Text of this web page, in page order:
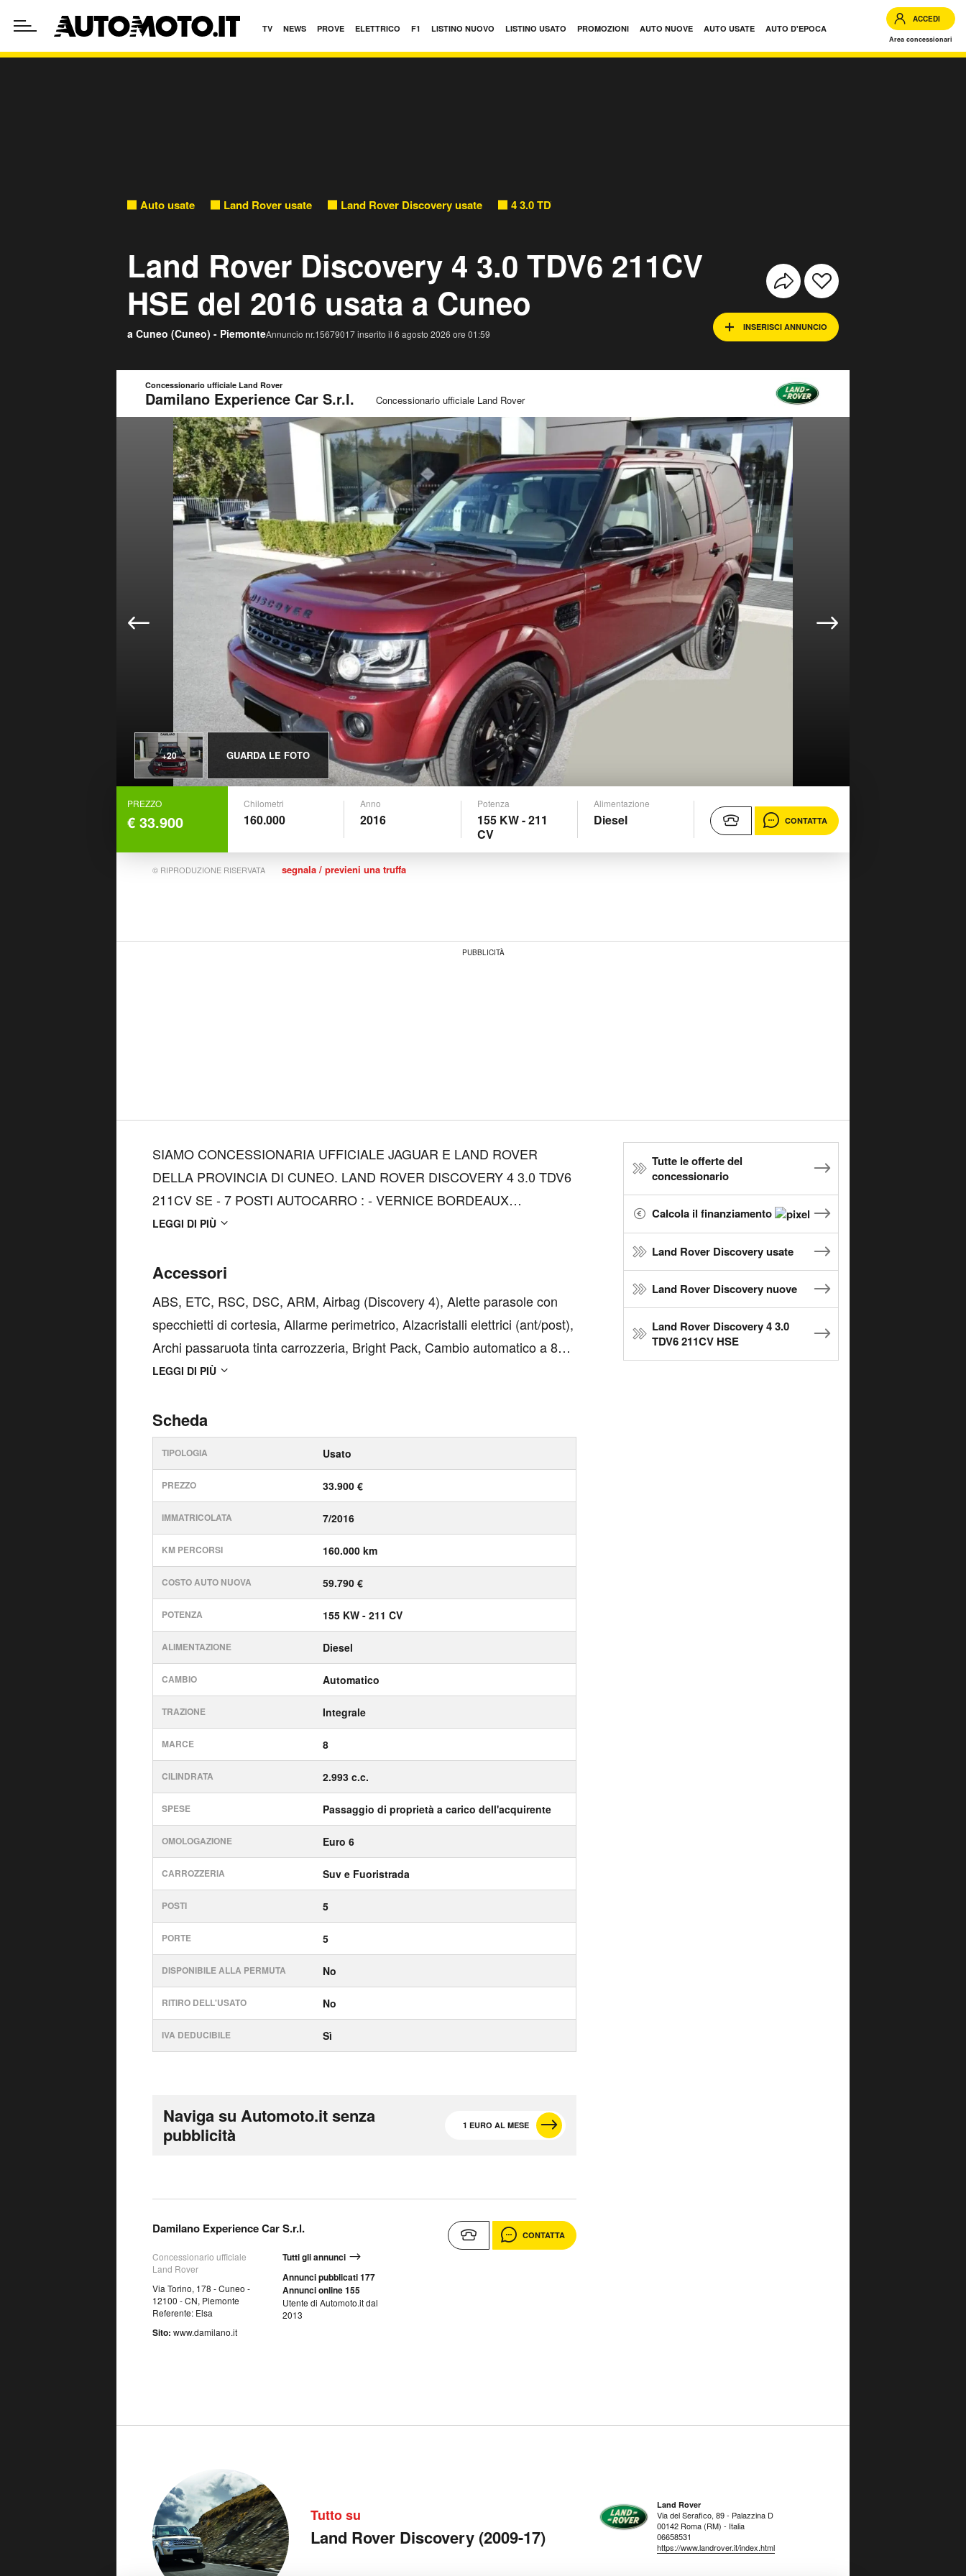
TV NEWS PROVE ELETTRICO F1 LISTINO NUOVO LISTINO USATO PROMOZIONI AUTO NUOVE AUTO USATE AUTO D'EPOCA
ACCEDI
Area concessionari
Auto usate Land Rover usate Land Rover Discovery usate 4 3.0 TDV6 211CV HSE usate
Land Rover Discovery 4 3.0 TDV6 211CV
HSE del 2016 usata a Cuneo
a Cuneo (Cuneo) - PiemonteAnnuncio nr.15679017 inserito il 6 agosto 2026 ore 01:59
INSERISCI ANNUNCIO
Concessionario ufficiale Land Rover
Damilano Experience Car S.r.l. Concessionario ufficiale Land Rover
+20 GUARDA LE FOTO
PREZZO
€ 33.900
Chilometri
160.000
Anno
2016
Potenza
155 KW - 211
CV
Alimentazione
Diesel CONTATTA
© RIPRODUZIONE RISERVATA segnala / previeni una truffa
PUBBLICITÀ
SIAMO CONCESSIONARIA UFFICIALE JAGUAR E LAND ROVER
DELLA PROVINCIA DI CUNEO. LAND ROVER DISCOVERY 4 3.0 TDV6
211CV SE - 7 POSTI AUTOCARRO : - VERNICE BORDEAUX
METALLIZZATA - INTERNI IN PELLE CREMA - VOLANTE IN PELLE
- LETTORE CD - VETRI POST...
LEGGI DI PIÙ
Accessori
ABS, ETC, RSC, DSC, ARM, Airbag (Discovery 4), Alette parasole con
specchietti di cortesia, Allarme perimetrico, Alzacristalli elettrici (ant/post),
Archi passaruota tinta carrozzeria, Bright Pack, Cambio automatico a 8
velocità con comando al volante, Cerchi in lega da 19&quot; a 7 razze
LEGGI DI PIÙ
Scheda
TIPOLOGIA Usato
PREZZO 33.900 €
IMMATRICOLATA 7/2016
KM PERCORSI 160.000 km
COSTO AUTO NUOVA 59.790 €
POTENZA 155 KW - 211 CV
ALIMENTAZIONE Diesel
CAMBIO Automatico
TRAZIONE Integrale
MARCE 8
CILINDRATA 2.993 c.c.
SPESE Passaggio di proprietà a carico dell'acquirente
OMOLOGAZIONE Euro 6
CARROZZERIA Suv e Fuoristrada
POSTI 5
PORTE 5
DISPONIBILE ALLA PERMUTA No
RITIRO DELL'USATO No
IVA DEDUCIBILE Sì
Naviga su Automoto.it senza
pubblicità
1 EURO AL MESE
Damilano Experience Car S.r.l.
Concessionario ufficiale
Land Rover
Via Torino, 178 - Cuneo -
12100 - CN, Piemonte
Referente: Elsa
Sito: www.damilano.it
Tutti gli annunci
Annunci pubblicati 177
Annunci online 155
Utente di Automoto.it dal
2013
CONTATTA
Tutte le offerte del
concessionario
Calcola il finanziamento
Land Rover Discovery usate
Land Rover Discovery nuove
Land Rover Discovery 4 3.0
TDV6 211CV HSE
Tutto su
Land Rover Discovery (2009-17)
Land Rover
Via del Serafico, 89 - Palazzina D
00142 Roma (RM) - Italia
06658531
https://www.landrover.it/index.html